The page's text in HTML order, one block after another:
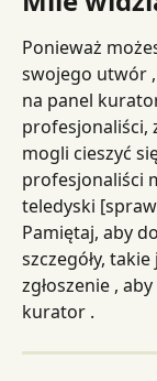
Ponieważ
swojego utwór
na panel
profesjonaliści,
mogli cieszyć
profesjonaliści
teledyski
Pamiętaj, aby
szczegóły,
zgłoszenie ,
kurator .